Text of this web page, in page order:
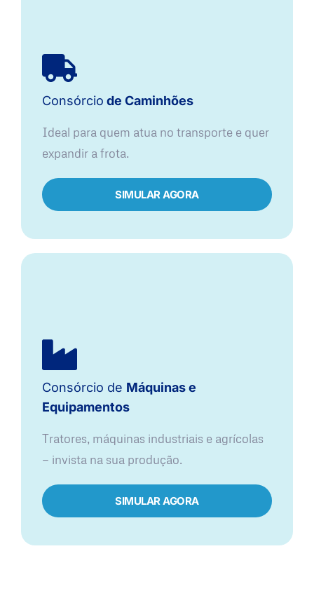
Consórcio de Caminhões
Ideal para quem atua no transporte e quer
expandir a frota.
SIMULAR AGORA
Consórcio de Máquinas e
Equipamentos
Tratores, máquinas industriais e agrícolas
— invista na sua produção.
SIMULAR AGORA